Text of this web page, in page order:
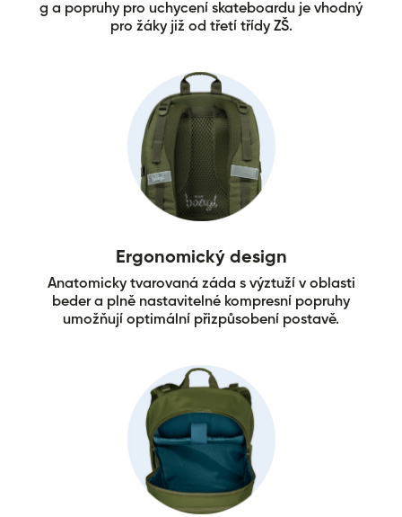
g a popruhy pro uchycení skateboardu je vhodný
pro žáky již od třetí třídy ZŠ.
Ergonomický design
Anatomicky tvarovaná záda s výztuží v oblasti
beder a plně nastavitelné kompresní popruhy
umožňují optimální přizpůsobení postavě.